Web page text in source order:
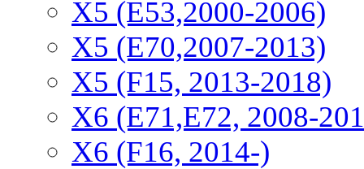
X5 (E53,2000-2006)
X5 (E70,2007-2013)
X5 (F15, 2013-2018)
X6 (E71,E72, 2008-
X6 (F16, 2014-)